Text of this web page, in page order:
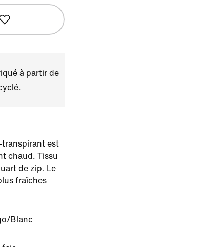
à partir de
est
chaud. Tissu
de zip. Le
fraîches
Blanc